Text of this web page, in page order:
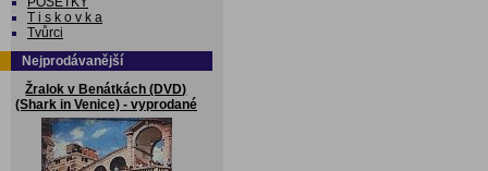
T i s k o v k a
Tvůrci
Nejprodávanější
Žralok v Benátkách (DVD)
(Shark in Venice) - vyprodané